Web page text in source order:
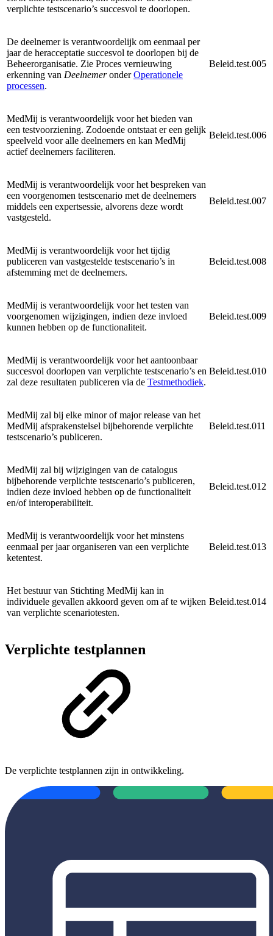
verplichte testscenario’s succesvol te doorlopen.
De deelnemer is verantwoordelijk om eenmaal per
jaar de heracceptatie succesvol te doorlopen bij de
Beheerorganisatie. Zie Proces vernieuwing
erkenning van DeelnemeronderOperationele
processen.
Beleid.test.005
MedMij is verantwoordelijk voor het bieden van
een testvoorziening. Zodoende ontstaat er een gelijk
speelveld voor alle deelnemers en kan MedMij
actief deelnemers faciliteren.
Beleid.test.006
MedMij is verantwoordelijk voor het bespreken van
een voorgenomen testscenario met de deelnemers
middels een expertsessie, alvorens deze wordt
vastgesteld.
Beleid.test.007
MedMij is verantwoordelijk voor het tijdig
publiceren van vastgestelde testscenario’s in
afstemming met de deelnemers.
Beleid.test.008
MedMij is verantwoordelijk voor het testen van
voorgenomen wijzigingen, indien deze invloed
kunnen hebben op de functionaliteit.
Beleid.test.009
MedMij is verantwoordelijk voor het aantoonbaar
succesvol doorlopen van verplichte testscenario’s en
zal deze resultaten publiceren via de Testmethodiek.
Beleid.test.010
MedMij zal bij elke minor of major release van het
MedMij afsprakenstelsel bijbehorende verplichte
testscenario’s publiceren.
Beleid.test.011
MedMij zal bij wijzigingen van de catalogus
bijbehorende verplichte testscenario’s publiceren,
indien deze invloed hebben op de functionaliteit
en/of interoperabiliteit.
Beleid.test.012
MedMij is verantwoordelijk voor het minstens
eenmaal per jaar organiseren van een verplichte
ketentest.
Beleid.test.013
Het bestuur van Stichting MedMij kan in
individuele gevallen akkoord geven om af te wijken
van verplichte scenariotesten.
Beleid.test.014
Verplichte testplannen
De verplichte testplannen zijn in ontwikkeling.